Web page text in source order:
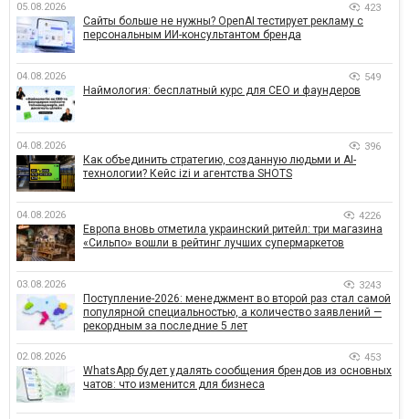
05.08.2026 423
Сайты больше не нужны? OpenAI тестирует рекламу с
персональным ИИ-консультантом бренда
04.08.2026 549
Наймология: бесплатный курс для CEO и фаундеров
04.08.2026 396
Как объединить стратегию, созданную людьми и AI-
технологии? Кейс izi и агентства SHOTS
04.08.2026 4226
Европа вновь отметила украинский ритейл: три магазина
«Сильпо» вошли в рейтинг лучших супермаркетов
03.08.2026 3243
Поступление-2026: менеджмент во второй раз стал самой
популярной специальностью, а количество заявлений —
рекордным за последние 5 лет
02.08.2026 453
WhatsApp будет удалять сообщения брендов из основных
чатов: что изменится для бизнеса